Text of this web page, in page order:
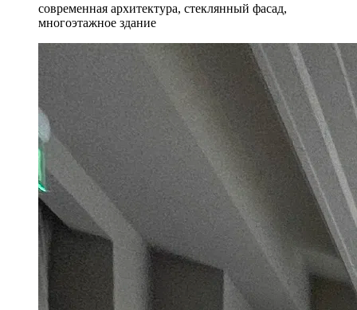
современная архитектура, стеклянный фасад,
многоэтажное здание